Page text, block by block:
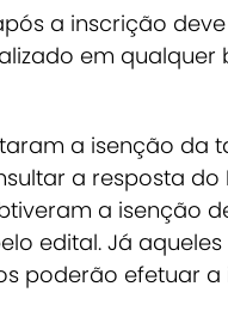
a inscrição
em
a isenção da
a resposta
a isenção
edital. Já
poderão efetuar